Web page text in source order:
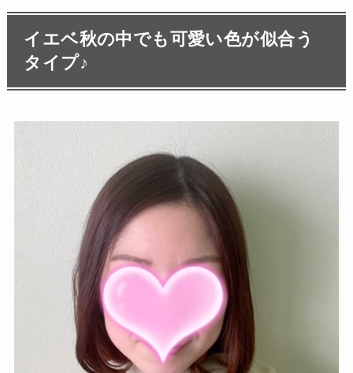
イエベ秋の中でも可愛い色が似合う
タイプ♪